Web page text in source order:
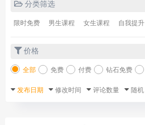
分类筛选
限时免费 男生课程 女生课程 自我提升
价格
全部 免费 付费 钻石免费
发布日期 修改时间 评论数量 随机